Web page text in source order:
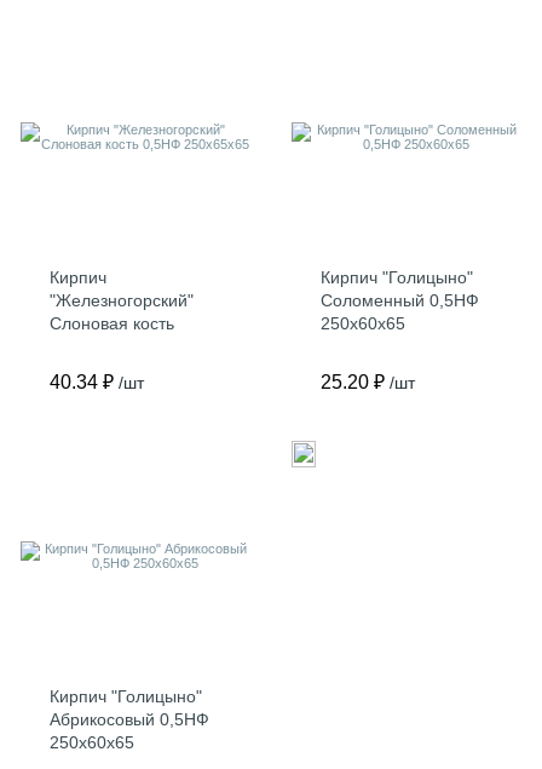
Кирпич
"Железногорский"
Слоновая кость
40.34 ₽ /шт
Кирпич "Голицыно"
Соломенный 0,5НФ
250х60х65
25.20 ₽ /шт
Кирпич "Голицыно"
Абрикосовый 0,5НФ
250х60х65